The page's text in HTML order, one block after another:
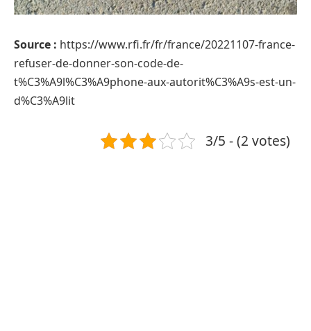
Source : https://www.rfi.fr/fr/france/20221107-france-
refuser-de-donner-son-code-de-
t%C3%A9l%C3%A9phone-aux-autorit%C3%A9s-est-un-
d%C3%A9lit
3/5 - (2 votes)